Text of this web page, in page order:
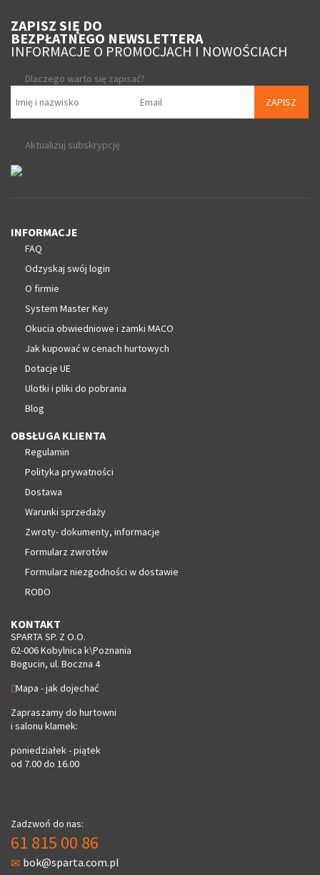
ZAPISZ SIĘ DO
BEZPŁATNEGO NEWSLETTERA
INFORMACJE O PROMOCJACH I NOWOŚCIACH
Dlaczego warto się zapisać?
ZAPISZ
Aktualizuj subskrypcję
INFORMACJE
FAQ
Odzyskaj swój login
O firmie
System Master Key
Okucia obwiedniowe i zamki MACO
Jak kupować w cenach hurtowych
Dotacje UE
Ulotki i pliki do pobrania
Blog
OBSŁUGA KLIENTA
Regulamin
Polityka prywatności
Dostawa
Warunki sprzedaży
Zwroty- dokumenty, informacje
Formularz zwrotów
Formularz niezgodności w dostawie
RODO
KONTAKT
SPARTA SP. Z O.O.
62-006 Kobylnica k\Poznania
Bogucin, ul. Boczna 4
Mapa - jak dojechać
Zapraszamy do hurtowni
i salonu klamek:
poniedziałek - piątek
od 7.00 do 16.00
Zadzwoń do nas:
61 815 00 86
bok@sparta.com.pl